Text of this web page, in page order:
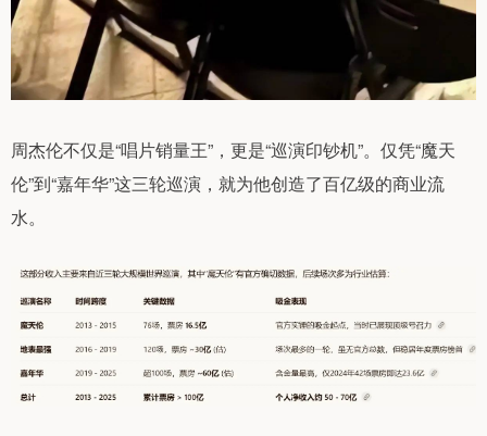
周杰伦不仅是“唱片销量王”，更是“巡演印钞机”。仅凭“魔天
伦”到“嘉年华”这三轮巡演，就为他创造了百亿级的商业流
水。